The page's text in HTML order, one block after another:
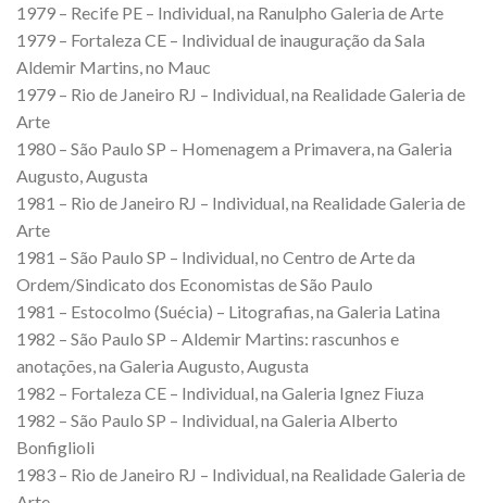
1979 – Recife PE – Individual, na Ranulpho Galeria de Arte
1979 – Fortaleza CE – Individual de inauguração da Sala
Aldemir Martins, no Mauc
1979 – Rio de Janeiro RJ – Individual, na Realidade Galeria de
Arte
1980 – São Paulo SP – Homenagem a Primavera, na Galeria
Augusto, Augusta
1981 – Rio de Janeiro RJ – Individual, na Realidade Galeria de
Arte
1981 – São Paulo SP – Individual, no Centro de Arte da
Ordem/Sindicato dos Economistas de São Paulo
1981 – Estocolmo (Suécia) – Litografias, na Galeria Latina
1982 – São Paulo SP – Aldemir Martins: rascunhos e
anotações, na Galeria Augusto, Augusta
1982 – Fortaleza CE – Individual, na Galeria Ignez Fiuza
1982 – São Paulo SP – Individual, na Galeria Alberto
Bonfiglioli
1983 – Rio de Janeiro RJ – Individual, na Realidade Galeria de